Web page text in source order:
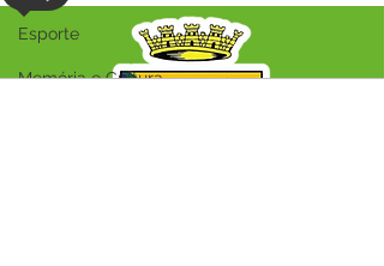
Esporte
Memória e Cultura